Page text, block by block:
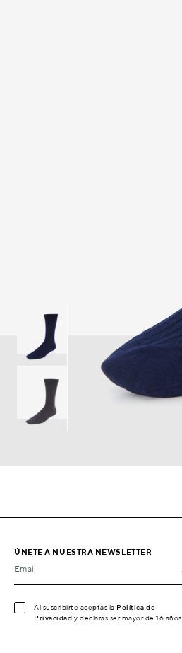
ÚNETE A NUESTRA NEWSLETTER
Email
Al suscribirte aceptas la Política de
Privacidad y declaras ser mayor de 16 años.